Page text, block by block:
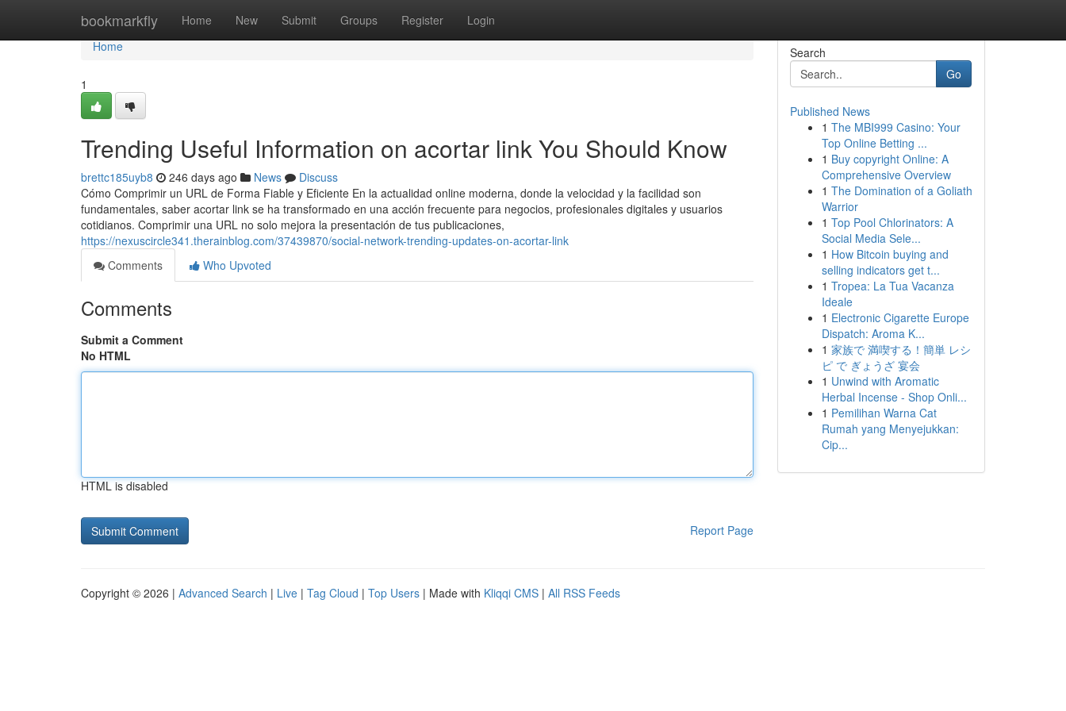
bookmarkfly Home New Submit Groups Register Login
Home
Home
1
Trending Useful Information on acortar link You Should Know
brettc185uyb8 246 days ago News
Discuss
Cómo Comprimir un URL de Forma Fiable y Eficiente En la actualidad online moderna, donde la velocidad y la facilidad son
fundamentales, saber acortar link se ha transformado en una acción frecuente para negocios, profesionales digitales y usuarios
cotidianos. Comprimir una URL no solo mejora la presentación de tus publicaciones,
https://nexuscircle341.therainblog.com/37439870/social-network-trending-updates-on-acortar-link
Comments
Who Upvoted
Comments
Submit a Comment
No HTML
HTML is disabled
Report Page
Search
Go
Published News
1 The MBI999 Casino: Your
Top Online Betting ...
1 Buy copyright Online: A
Comprehensive Overview
1 The Domination of a Goliath
Warrior
1 Top Pool Chlorinators: A
Social Media Sele...
1 How Bitcoin buying and
selling indicators get t...
1 Tropea: La Tua Vacanza
Ideale
1 Electronic Cigarette Europe
Dispatch: Aroma K...
1 家族で 満喫する！簡単 レシ
ピ で ぎょうざ 宴会
1 Unwind with Aromatic
Herbal Incense - Shop Onli...
1 Pemilihan Warna Cat
Rumah yang Menyejukkan:
Cip...
Copyright © 2026 | Advanced Search | Live | Tag Cloud | Top Users | Made with Kliqqi CMS | All RSS Feeds